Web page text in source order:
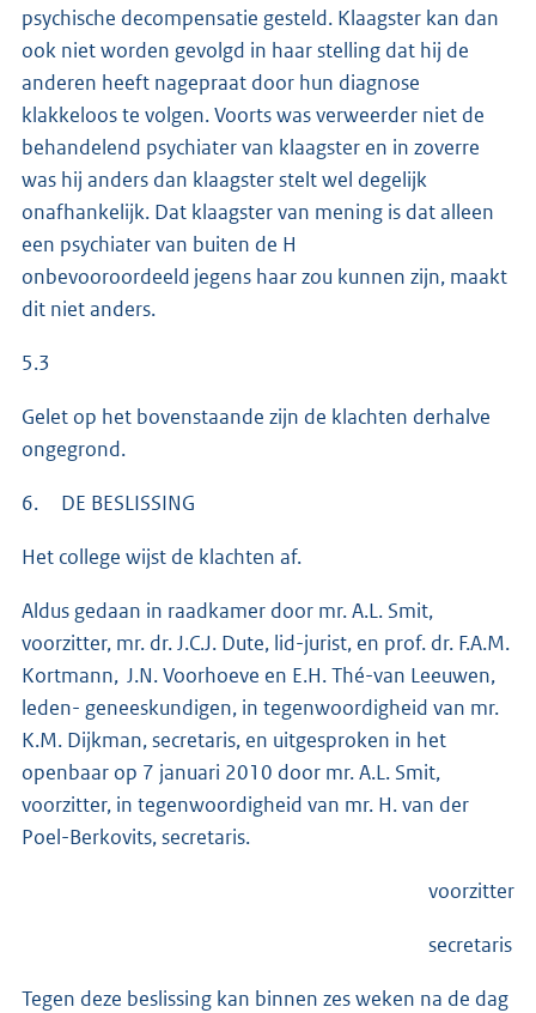
psychische decompensatie gesteld. Klaagster kan dan
ook niet worden gevolgd in haar stelling dat hij de
anderen heeft nagepraat door hun diagnose
klakkeloos te volgen. Voorts was verweerder niet de
behandelend psychiater van klaagster en in zoverre
was hij anders dan klaagster stelt wel degelijk
onafhankelijk. Dat klaagster van mening is dat alleen
een psychiater van buiten de H
onbevooroordeeld jegens haar zou kunnen zijn, maakt
dit niet anders.
5.3
Gelet op het bovenstaande zijn de klachten derhalve
ongegrond.
6. DE BESLISSING
Het college wijst de klachten af.
Aldus gedaan in raadkamer door mr. A.L. Smit,
voorzitter, mr. dr. J.C.J. Dute, lid-jurist, en prof. dr. F.A.M.
Kortmann, J.N. Voorhoeve en E.H. Thé-van Leeuwen,
leden- geneeskundigen, in tegenwoordigheid van mr.
K.M. Dijkman, secretaris, en uitgesproken in het
openbaar op 7 januari 2010 door mr. A.L. Smit,
voorzitter, in tegenwoordigheid van mr. H. van der
Poel-Berkovits, secretaris.
voorzitter
secretaris
Tegen deze beslissing kan binnen zes weken na de dag